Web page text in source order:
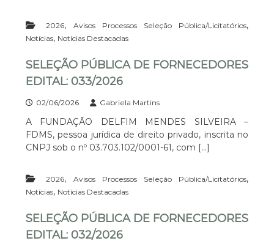
D
E
S
I
V
E
I
R
V
R
A
2026, Avisos Processos Seleção Pública/Licitatórios,
Notícias, Notícias Destacadas
SELEÇÃO PÚBLICA DE FORNECEDORES
EDITAL: 033/2026
02/06/2026 Gabriela Martins
A FUNDAÇÃO DELFIM MENDES SILVEIRA –
FDMS, pessoa jurídica de direito privado, inscrita no
CNPJ sob o nº 03.703.102/0001-61, com […]
2026, Avisos Processos Seleção Pública/Licitatórios,
Notícias, Notícias Destacadas
SELEÇÃO PÚBLICA DE FORNECEDORES
EDITAL: 032/2026